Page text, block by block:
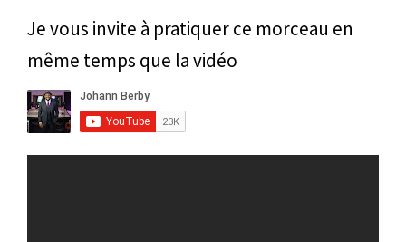
Je vous invite à pratiquer ce morceau en
même temps que la vidéo